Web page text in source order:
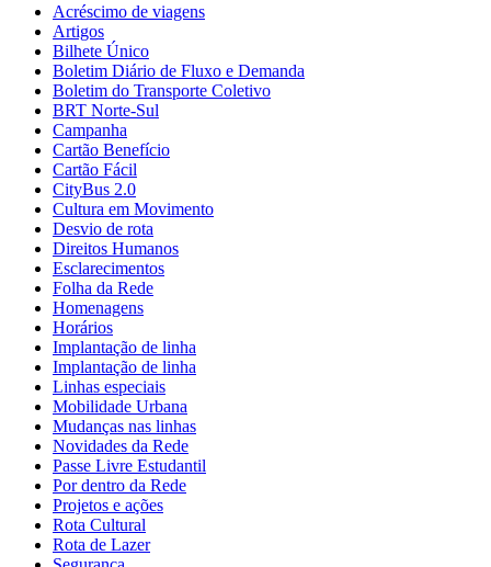
Acréscimo de viagens
Artigos
Bilhete Único
Boletim Diário de Fluxo e Demanda
Boletim do Transporte Coletivo
BRT Norte-Sul
Campanha
Cartão Benefício
Cartão Fácil
CityBus 2.0
Cultura em Movimento
Desvio de rota
Direitos Humanos
Esclarecimentos
Folha da Rede
Homenagens
Horários
Implantação de linha
Implantação de linha
Linhas especiais
Mobilidade Urbana
Mudanças nas linhas
Novidades da Rede
Passe Livre Estudantil
Por dentro da Rede
Projetos e ações
Rota Cultural
Rota de Lazer